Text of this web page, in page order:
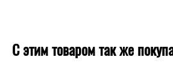
С этим товаром так же